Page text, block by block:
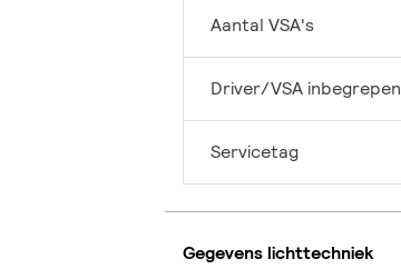
Aantal VSA's
Driver/VSA inbegrepen
Servicetag
Gegevens lichttechniek